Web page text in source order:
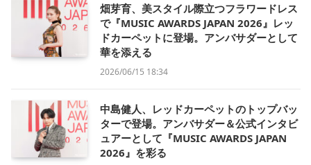
畑芽育、美スタイル際立つフラワードレス
で『MUSIC AWARDS JAPAN 2026』レッ
ドカーペットに登場。アンバサダーとして
華を添える
2026/06/15 18:34
中島健人、レッドカーペットのトップバッ
ターで登場。アンバサダー＆公式インタビ
ュアーとして『MUSIC AWARDS JAPAN
2026』を彩る